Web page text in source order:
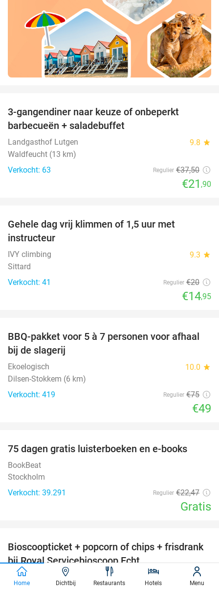
3-gangendiner naar keuze of onbeperkt
barbecueën + saladebuffet
Landgasthof Lutgen 9.8 star
Waldfeucht (13 km)
Verkocht: 63
Regulier €37,50
€21 ,90
Gehele dag vrij klimmen of 1,5 uur met
instructeur
IVY climbing 9.3 star
Sittard
Verkocht: 41
Regulier €20
€14,95
35%
BBQ-pakket voor 5 à 7 personen voor afhaal
bij de slagerij
Ekoelogisch 10.0 star
Dilsen-Stokkem (6 km)
Verkocht: 419
Regulier €75
€49
75 dagen gratis luisterboeken en e-books
BookBeat
Stockholm
Verkocht: 39.291
Regulier €22,47
Gratis
34%
Bioscoopticket + popcorn of chips + frisdrank
bij Royal Servicebioscoop Echt
Royal Servicebioscoop Echt 9.1
Home Dichtbij Restaurants Hotels Menu